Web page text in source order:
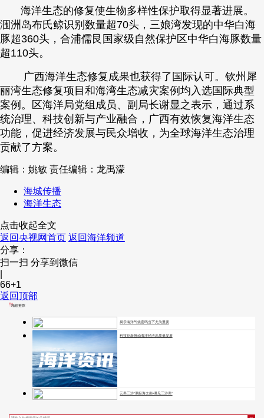
海洋生态的修复使生物多样性保护取得显著进展。
涠洲岛布氏鲸识别数量超70头，三娘湾发现的中华白海
豚超360头，合浦儒艮国家级自然保护区中华白海豚数量
超110头。
广西海洋生态修复成果也获得了国际认可。钦州犀
丽湾生态修复项目和海湾生态减灾案例均入选国际典型
案例。区海洋局党组成员、副局长谢显之表示，通过系
统治理、科技创新与产业融合，广西有效恢复海洋生态
功能，促进经济发展与民众增收，为全球海洋生态治理
贡献了方案。
编辑：姚敏 责任编辑：龙禹濛
海城传播
海洋生态
点击收起全文
返回央视网首页 返回海洋频道
分享：
扫一扫 分享到微信
66+1
返回顶部
精彩推荐
揭示海洋气候密码当下尤为重要
科技创新推动海洋经济高质量发展
云美三沙“潮起海之南•遇见三沙美”